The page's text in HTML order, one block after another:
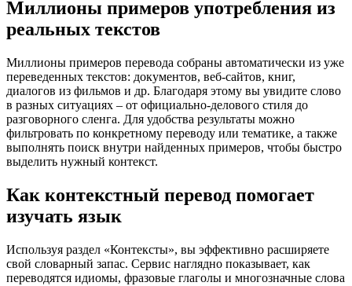
Миллионы примеров употребления из
реальных текстов
Миллионы примеров перевода собраны автоматически из уже
переведенных текстов: документов, веб-сайтов, книг,
диалогов из фильмов и др. Благодаря этому вы увидите слово
в разных ситуациях – от официально-делового стиля до
разговорного сленга. Для удобства результаты можно
фильтровать по конкретному переводу или тематике, а также
выполнять поиск внутри найденных примеров, чтобы быстро
выделить нужный контекст.
Как контекстный перевод помогает
изучать язык
Используя раздел «Контексты», вы эффективно расширяете
свой словарный запас. Сервис наглядно показывает, как
переводятся идиомы, фразовые глаголы и многозначные слова